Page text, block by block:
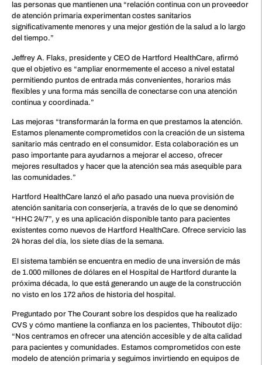
las personas que mantienen una “relación continua con un proveedor
de atención primaria experimentan costes sanitarios
significativamente menores y una mejor gestión de la salud a lo largo
del tiempo.”
Jeffrey A. Flaks, presidente y CEO de Hartford HealthCare, afirmó
que el objetivo es “ampliar enormemente el acceso a nivel estatal
permitiendo puntos de entrada más convenientes, horarios más
flexibles y una forma más sencilla de conectarse con una atención
continua y coordinada.”
Las mejoras “transformarán la forma en que prestamos la atención.
Estamos plenamente comprometidos con la creación de un sistema
sanitario más centrado en el consumidor. Esta colaboración es un
paso importante para ayudarnos a mejorar el acceso, ofrecer
mejores resultados y hacer que la atención sea más asequible para
las comunidades.”
Hartford HealthCare lanzó el año pasado una nueva provisión de
atención sanitaria con conserjería, a través de lo que se denominó
“HHC 24/7”, y es una aplicación disponible tanto para pacientes
existentes como nuevos de Hartford HealthCare. Ofrece servicio las
24 horas del día, los siete días de la semana.
El sistema también se encuentra en medio de una inversión de más
de 1.000 millones de dólares en el Hospital de Hartford durante la
próxima década, lo que está generando un auge de la construcción
no visto en los 172 años de historia del hospital.
Preguntado por The Courant sobre los despidos que ha realizado
CVS y cómo mantiene la confianza en los pacientes, Thiboutot dijo:
“Nos centramos en ofrecer una atención accesible y de alta calidad
para pacientes y comunidades. Estamos comprometidos con este
modelo de atención primaria y seguimos invirtiendo en equipos de